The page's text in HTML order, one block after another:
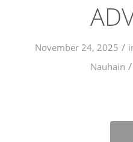
November 24, 2025 /
Nauhain /